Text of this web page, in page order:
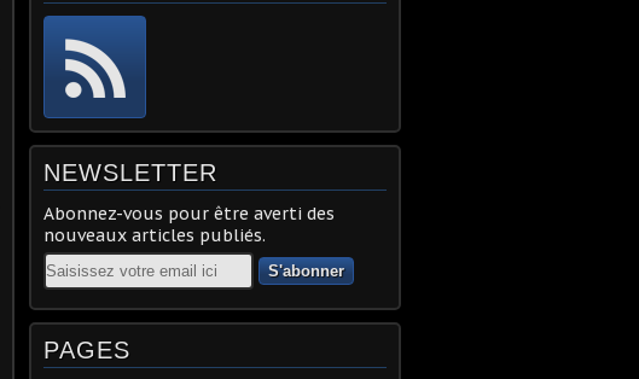
NEWSLETTER
Abonnez-vous pour être averti des
nouveaux articles publiés.
Email
PAGES